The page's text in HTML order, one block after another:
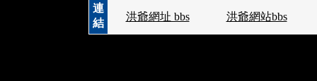
連
結
洪爺網址 bbs 洪爺網站bbs